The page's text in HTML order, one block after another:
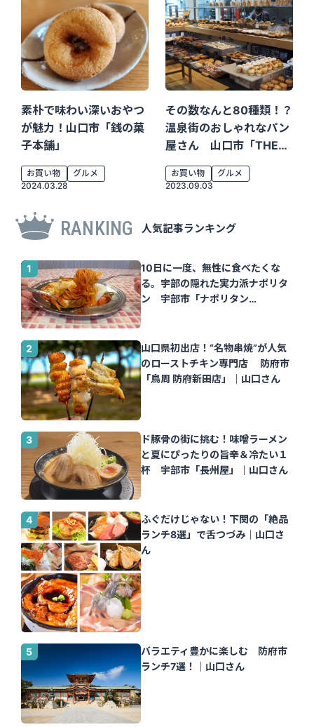
素朴で味わい深いおやつ
が魅力！山口市「銭の菓
子本舗」
お買い物
グルメ
2024.03.28
その数なんと80種類！？
温泉街のおしゃれなパン
屋さん 山口市「THE
BAKERS LOAF」
お買い物
グルメ
2023.09.03
RANKING 人気記事ランキング
10日に一度、無性に食べたくな
る。宇部の隠れた実力派ナポリタ
ン 宇部市「ナポリタン
山口県初出店！“名物串焼”が人気
のローストチキン専門店 防府市
「鳥周 防府新田店」｜山口さん
ド豚骨の街に挑む！味噌ラーメン
と夏にぴったりの旨辛＆冷たい１
杯 宇部市「長州屋」｜山口さん
ふぐだけじゃない！下関の「絶品
ランチ8選」で舌つづみ｜山口さ
ん
バラエティ豊かに楽しむ 防府市
ランチ7選！｜山口さん